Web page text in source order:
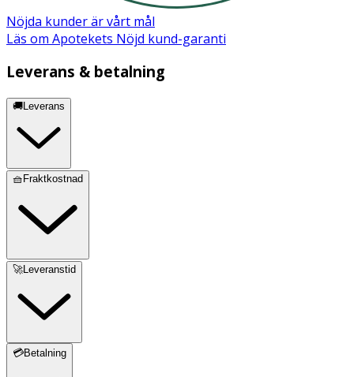
Nöjda kunder är vårt mål
Läs om Apotekets Nöjd kund-garanti
Leverans & betalning
🚚Leverans
🧺Fraktkostnad
🚀Leveranstid
💳Betalning